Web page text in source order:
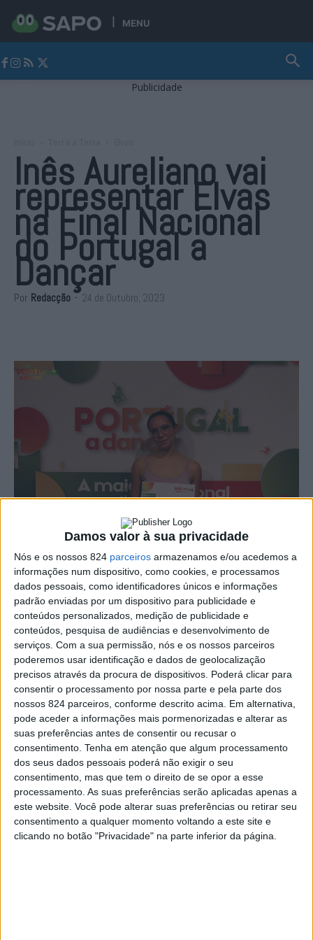
Damos valor à sua privacidade
Nós e os nossos 824 parceiros armazenamos e/ou acedemos a
informações num dispositivo, como cookies, e processamos
dados pessoais, como identificadores únicos e informações
padrão enviadas por um dispositivo para publicidade e
conteúdos personalizados, medição de publicidade e
conteúdos, pesquisa de audiências e desenvolvimento de
serviços. Com a sua permissão, nós e os nossos parceiros
poderemos usar identificação e dados de geolocalização
precisos através da procura de dispositivos. Poderá clicar para
consentir o processamento por nossa parte e pela parte dos
nossos 824 parceiros, conforme descrito acima. Em alternativa,
pode aceder a informações mais pormenorizadas e alterar as
suas preferências antes de consentir ou recusar o
consentimento. Tenha em atenção que algum processamento
dos seus dados pessoais poderá não exigir o seu
consentimento, mas que tem o direito de se opor a esse
processamento. As suas preferências serão aplicadas apenas a
este website. Você pode alterar suas preferências ou retirar seu
consentimento a qualquer momento voltando a este site e
clicando no botão "Privacidade" na parte inferior da página.
MENU
Publicidade
Inês Aureliano vai
representar Elvas
na Final Nacional
do Portugal a
Dançar
Por Redacção - 24 de Outubro, 2023
A décima paragem do Portugal a Dançar decorreu em
Elvas no último fim-de-semana e contou com centenas
de participantes.
Ao longo dos três dias, os participantes competiram por
um lugar na final nacional, sob o olhar atento dos jurados
nacionais Vadim Potapov, Ana Carina Rodriguez e
Mafalda Carvalhinho, bailarinos e coreógrafos de renome
em Portugal.
O 1.º classificado foi o grupo D’Temple de Évora, a 2.ª
classificada foi a solista Inês Aureliano do grupo Os